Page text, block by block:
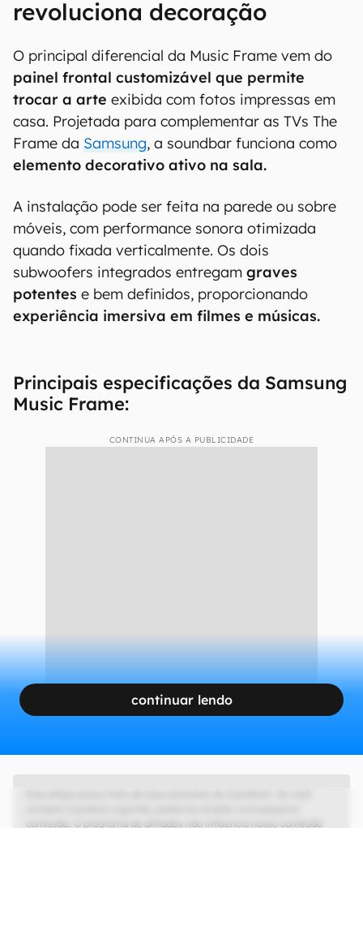
revoluciona decoração
O principal diferencial da Music Frame vem do
painel frontal customizável que permite
trocar a arte exibida com fotos impressas em
casa. Projetada para complementar as TVs The
Frame da Samsung, a soundbar funciona como
elemento decorativo ativo na sala.
A instalação pode ser feita na parede ou sobre
móveis, com performance sonora otimizada
quando fixada verticalmente. Os dois
subwoofers integrados entregam graves
potentes e bem definidos, proporcionando
experiência imersiva em filmes e músicas.
Principais especificações da Samsung
Music Frame:
CONTINUA APÓS A PUBLICIDADE
continuar lendo
comissão. O programa de afiliados não influencia nosso conteúdo